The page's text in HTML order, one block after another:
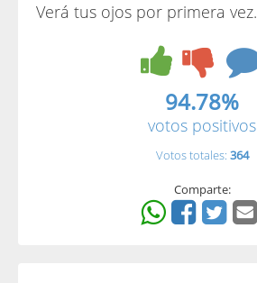
Verá tus ojos por primera vez.
94.78%
votos positivos
Votos totales: 364
Comparte: